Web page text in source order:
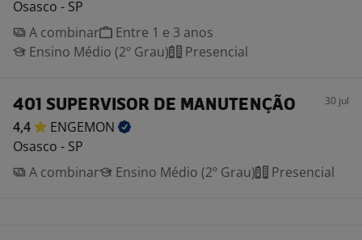
Osasco - SP
A combinar
Entre 1 e 3 anos
Ensino Médio (2º Grau)
Presencial
401 SUPERVISOR DE MANUTENÇÃO 30 jul
4,4
ENGEMON
Osasco - SP
A combinar
Ensino Médio (2º Grau) Presencial